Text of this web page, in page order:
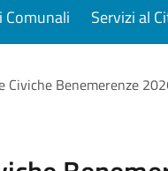
Comunali Servizi al
Civiche Benemerenze